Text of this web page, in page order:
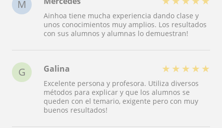
M
Ainhoa tiene mucha experiencia dando clase y
unos conocimientos muy amplios. Los resultados
con sus alumnos y alumnas lo demuestran!
G Galina ★ ★ ★ ★ ★
Excelente persona y profesora. Utiliza diversos
métodos para explicar y que los alumnos se
queden con el temario, exigente pero con muy
buenos resultados!